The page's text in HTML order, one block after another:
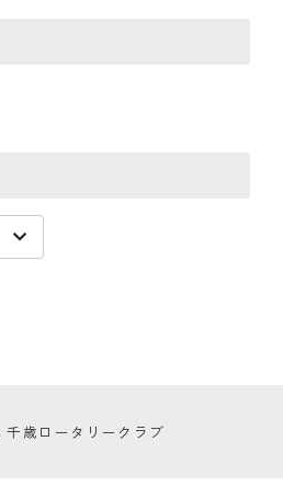
歳ロータリークラブ